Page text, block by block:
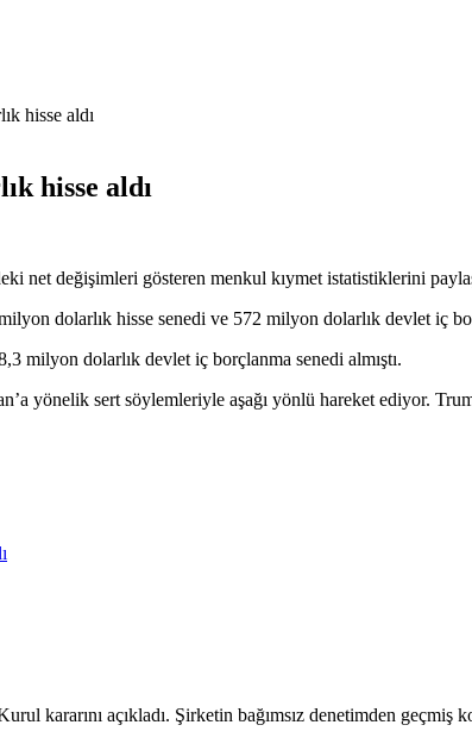
hisse aldı
hisse aldı
net değişimleri gösteren menkul kıymet istatistiklerini
dolarlık hisse senedi ve 572 milyon dolarlık devlet iç
milyon dolarlık devlet iç borçlanma senedi almıştı.
yönelik sert söylemleriyle aşağı yönlü hareket ediyor.
kararını açıkladı. Şirketin bağımsız denetimden geçmiş